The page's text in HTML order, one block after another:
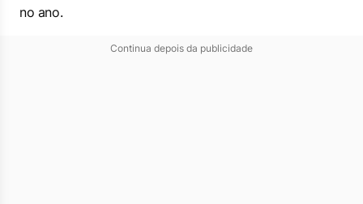
no ano.
Continua depois da publicidade